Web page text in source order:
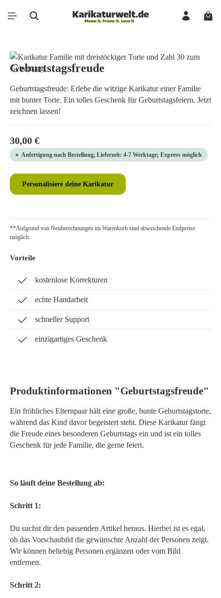
Zum Hauptinhalt springen
Bildergalerie überspringen
Geburtstagsfreude
Geburtstagsfreude: Erlebe die witzige Karikatur einer Familie
mit bunter Torte. Ein tolles Geschenk für Geburtstagsfeiern. Jetzt
zeichnen lassen!
Regulärer Preis:
30,00 €
Anfertigung nach Bestellung, Lieferzeit: 4-7 Werktage; Express möglich
Personalisiere deine Karikatur
**Aufgrund von Neuberechnungen im Warenkorb sind abweichende Endpreise
möglich.
Vorteile
kostenlose Korrekturen
echte Handarbeit
schneller Support
einzigartiges Geschenk
Produktinformationen "Geburtstagsfreude"
Ein fröhliches Elternpaar hält eine große, bunte Geburtstagstorte,
während das Kind davor begeistert steht. Diese Karikatur fängt
die Freude eines besonderen Geburtstags ein und ist ein tolles
Geschenk für jede Familie, die gerne feiert.
So läuft deine Bestellung ab:
Schritt 1:
Du suchst dir den passenden Artikel heraus. Hierbei ist es egal,
ob das Vorschaubild die gewünschte Anzahl der Personen zeigt.
Wir können beliebig Personen ergänzen oder vom Bild
entfernen.
Schritt 2: